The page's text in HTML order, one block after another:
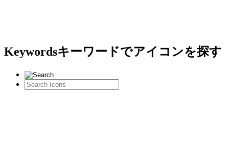
Keywordsキーワードでアイコンを探す